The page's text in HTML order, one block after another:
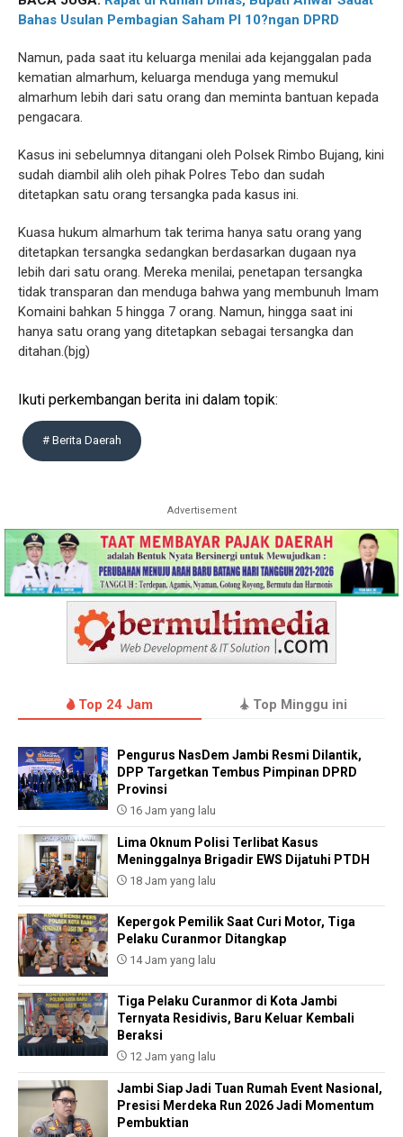
Bahas Usulan Pembagian Saham PI 10?ngan DPRD
Namun, pada saat itu keluarga menilai ada kejanggalan pada
kematian almarhum, keluarga menduga yang memukul
almarhum lebih dari satu orang dan meminta bantuan kepada
pengacara.
Kasus ini sebelumnya ditangani oleh Polsek Rimbo Bujang, kini
sudah diambil alih oleh pihak Polres Tebo dan sudah
ditetapkan satu orang tersangka pada kasus ini.
Kuasa hukum almarhum tak terima hanya satu orang yang
ditetapkan tersangka sedangkan berdasarkan dugaan nya
lebih dari satu orang. Mereka menilai, penetapan tersangka
tidak transparan dan menduga bahwa yang membunuh Imam
Komaini bahkan 5 hingga 7 orang. Namun, hingga saat ini
hanya satu orang yang ditetapkan sebagai tersangka dan
ditahan.(bjg)
Ikuti perkembangan berita ini dalam topik:
# Berita Daerah
Advertisement
Top 24 Jam Top Minggu ini
Pengurus NasDem Jambi Resmi Dilantik,
DPP Targetkan Tembus Pimpinan DPRD
Provinsi
16 Jam yang lalu
Lima Oknum Polisi Terlibat Kasus
Meninggalnya Brigadir EWS Dijatuhi PTDH
18 Jam yang lalu
Kepergok Pemilik Saat Curi Motor, Tiga
Pelaku Curanmor Ditangkap
14 Jam yang lalu
Tiga Pelaku Curanmor di Kota Jambi
Ternyata Residivis, Baru Keluar Kembali
Beraksi
12 Jam yang lalu
Jambi Siap Jadi Tuan Rumah Event Nasional,
Presisi Merdeka Run 2026 Jadi Momentum
Pembuktian